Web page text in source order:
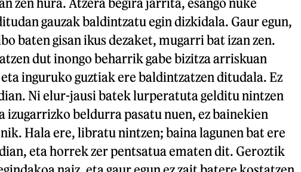
gauzak baldintzatu egin dizkidala. Gaur egun,
baten gisan ikus dezaket, mugarri bat izan zen.
dut inongo beharrik gabe bizitza arriskuan
inguruko guztiak ere baldintzatzen ditudala. Ez
Ni elur-jausi batek lurperatuta gelditu nintzen
izugarrizko beldurra pasatu nuen, ez bainekien
Hala ere, libratu nintzen; baina lagunen bat ere
eta horrek zer pentsatua ematen dit. Geroztik